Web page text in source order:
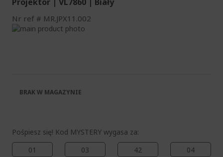
Nr ref MR.JPX11.002
Przejdź
Pośpiesz się! Kod MYSTERY wygasa za:
01
03 42 03
BRAK W MAGAZYNIE